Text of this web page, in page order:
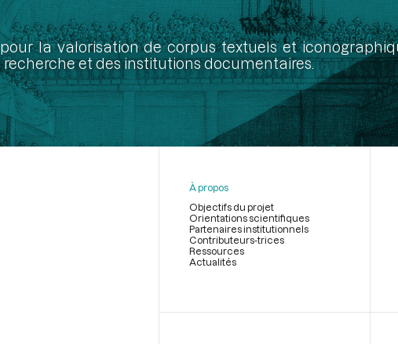
la valorisation de corpus textuels et
et des institutions documentaires.
À propos
Objectifs du projet
Orientations scientifiques
Partenaires institutionnels
Contributeurs-trices
Ressources
Actualités